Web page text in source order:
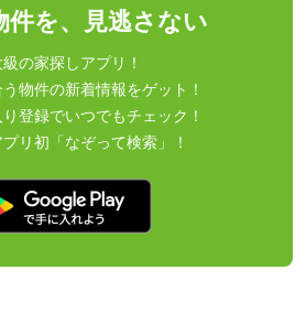
件を、見逃さない
の家探しアプリ！
物件の新着情報をゲット！
登録でいつでもチェック！
リ初「なぞって検索」！